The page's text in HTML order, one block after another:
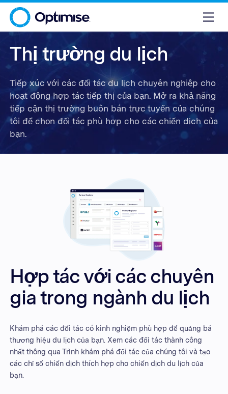
Thị trường du lịch
Tiếp xúc với các đối tác du lịch chuyên nghiệp cho
hoạt động hợp tác tiếp thị của bạn. Mở ra khả năng
tiếp cận thị trường buôn bán trực tuyến của chúng
tôi để chọn đối tác phù hợp cho các chiến dịch của
bạn.
Hợp tác với các chuyên
gia trong ngành du lịch
Khám phá các đối tác có kinh nghiệm phù hợp để quảng bá
thương hiệu du lịch của bạn. Xem các đối tác thành công
nhất thông qua Trình khám phá đối tác của chúng tôi và tạo
các chỉ số chiến dịch thích hợp cho chiến dịch du lịch của
bạn.